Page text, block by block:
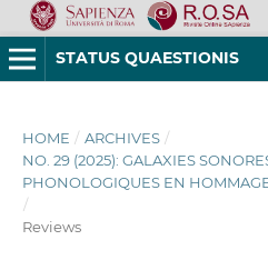
STATUS QUAESTIONIS
HOME / ARCHIVES /
NO. 29 (2025): GALAXIES
PHONOLOGIQUES EN
/
Reviews